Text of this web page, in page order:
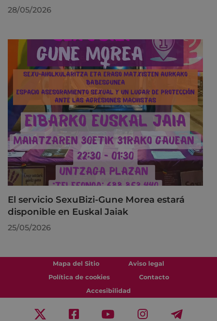
28/05/2026
El servicio SexuBizi-Gune Morea estará
disponible en Euskal Jaiak
25/05/2026
Mapa del Sitio
Aviso legal
Política de cookies
Contacto
Accesibilidad